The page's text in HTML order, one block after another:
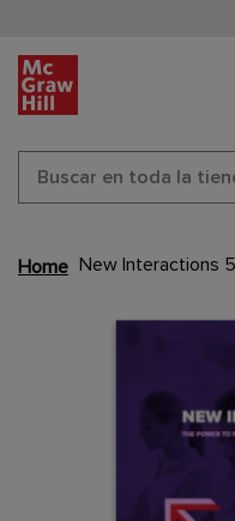
Home New Interactions
Content Area
Content Area
the